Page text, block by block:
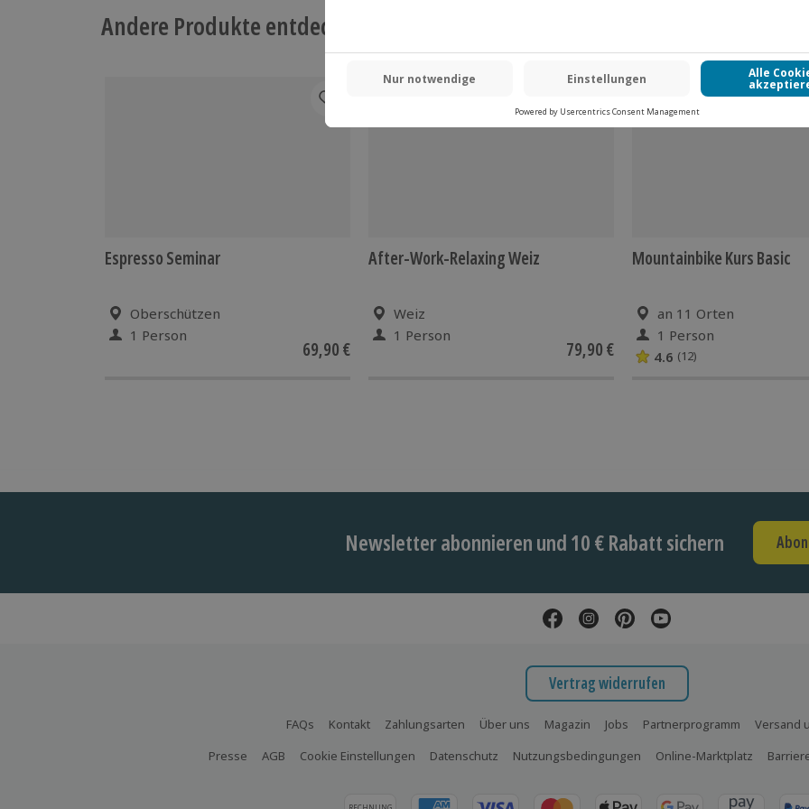
Andere Produkte entdecken
Espresso Seminar
Oberschützen
1 Person
69,90 €
After-Work-Relaxing Weiz
Weiz
1 Person
79,90 €
Mountainbike Kurs Basic
an 11 Orten
1 Person
4.6 (12)
Newsletter abonnieren und 10 € Rabatt sichern
Vertrag widerrufen
FAQs Kontakt Zahlungsarten Über uns Magazin Jobs Partnerprogramm
Versand
Presse
AGB Cookie Einstellungen Datenschutz Nutzungsbedingungen Online-Marktplatz